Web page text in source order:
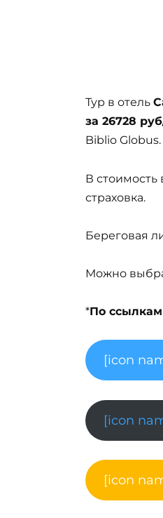
Тур в отель
за 26728
Biblio Globus.
В стоимость
страховка.
Береговая
Можно
*По ссылкам
[icon
[icon
[icon